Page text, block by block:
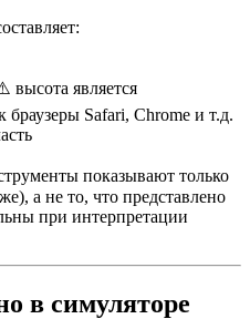
высота является
браузеры Safari, Chrome и т.д.
показывают только
а не то, что представлено
при интерпретации
в симуляторе